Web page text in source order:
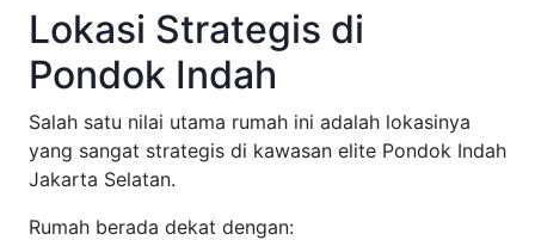
Lokasi Strategis di
Pondok Indah
Salah satu nilai utama rumah ini adalah lokasinya
yang sangat strategis di kawasan elite Pondok Indah
Jakarta Selatan.
Rumah berada dekat dengan: